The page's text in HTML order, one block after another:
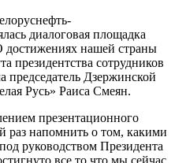
диалоговая площадка
достижениях нашей страны
президентства сотрудников
председатель Дзержинской
Русь» Раиса Смеян.
презентационного
раз напомнить о том, какими
руководством Президента
все то что мы сейчас